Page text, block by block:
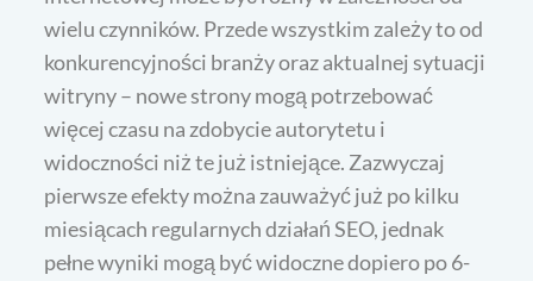
wielu czynników. Przede wszystkim zależy to od
konkurencyjności branży oraz aktualnej sytuacji
witryny – nowe strony mogą potrzebować
więcej czasu na zdobycie autorytetu i
widoczności niż te już istniejące. Zazwyczaj
pierwsze efekty można zauważyć już po kilku
miesiącach regularnych działań SEO, jednak
pełne wyniki mogą być widoczne dopiero po 6-